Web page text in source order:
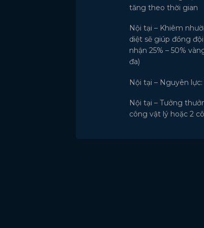
tăng theo thời gian
Nội tại – Khiêm
diệt sẽ giúp đồng
nhận 25% – 50%
đa)
Nội tại – Nguyên
Nội tại – Tưởng
công vật lý hoặc 2